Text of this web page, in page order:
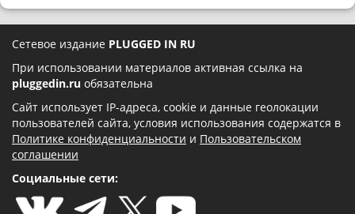
Сетевое издание PLUGGED IN RU
При использовании материалов активная ссылка на
pluggedin.ru обязательна
Сайт использует IP-адреса, cookie и данные геолокации
пользователей сайта, условия использования содержатся в
Политике конфиденциальности и Пользовательском
соглашении
Социальные сети: